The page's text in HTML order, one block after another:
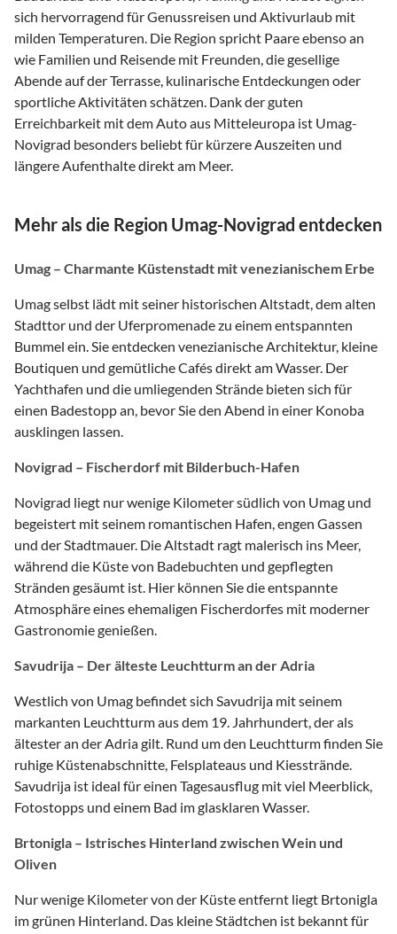
sich hervorragend für Genussreisen und Aktivurlaub mit
milden Temperaturen. Die Region spricht Paare ebenso an
wie Familien und Reisende mit Freunden, die gesellige
Abende auf der Terrasse, kulinarische Entdeckungen oder
sportliche Aktivitäten schätzen. Dank der guten
Erreichbarkeit mit dem Auto aus Mitteleuropa ist Umag-
Novigrad besonders beliebt für kürzere Auszeiten und
längere Aufenthalte direkt am Meer.
Mehr als die Region Umag-Novigrad entdecken
Umag – Charmante Küstenstadt mit venezianischem Erbe
Umag selbst lädt mit seiner historischen Altstadt, dem alten
Stadttor und der Uferpromenade zu einem entspannten
Bummel ein. Sie entdecken venezianische Architektur, kleine
Boutiquen und gemütliche Cafés direkt am Wasser. Der
Yachthafen und die umliegenden Strände bieten sich für
einen Badestopp an, bevor Sie den Abend in einer Konoba
ausklingen lassen.
Novigrad – Fischerdorf mit Bilderbuch-Hafen
Novigrad liegt nur wenige Kilometer südlich von Umag und
begeistert mit seinem romantischen Hafen, engen Gassen
und der Stadtmauer. Die Altstadt ragt malerisch ins Meer,
während die Küste von Badebuchten und gepflegten
Stränden gesäumt ist. Hier können Sie die entspannte
Atmosphäre eines ehemaligen Fischerdorfes mit moderner
Gastronomie genießen.
Savudrija – Der älteste Leuchtturm an der Adria
Westlich von Umag befindet sich Savudrija mit seinem
markanten Leuchtturm aus dem 19. Jahrhundert, der als
ältester an der Adria gilt. Rund um den Leuchtturm finden Sie
ruhige Küstenabschnitte, Felsplateaus und Kiesstrände.
Savudrija ist ideal für einen Tagesausflug mit viel Meerblick,
Fotostopps und einem Bad im glasklaren Wasser.
Brtonigla – Istrisches Hinterland zwischen Wein und
Oliven
Nur wenige Kilometer von der Küste entfernt liegt Brtonigla
im grünen Hinterland. Das kleine Städtchen ist bekannt für